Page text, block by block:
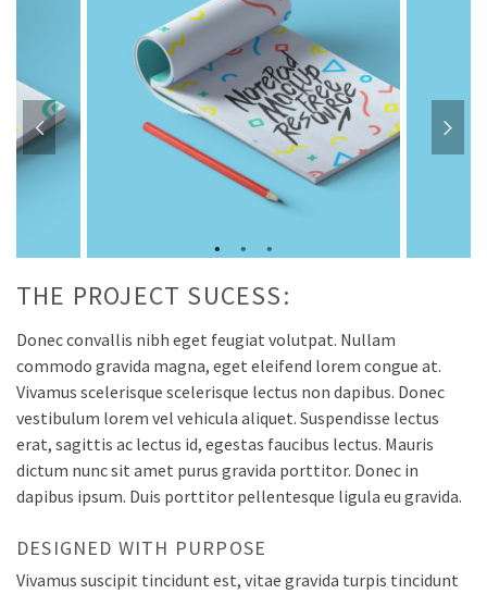
THE PROJECT SUCESS:
Donec convallis nibh eget feugiat volutpat. Nullam
commodo gravida magna, eget eleifend lorem congue at.
Vivamus scelerisque scelerisque lectus non dapibus. Donec
vestibulum lorem vel vehicula aliquet. Suspendisse lectus
erat, sagittis ac lectus id, egestas faucibus lectus. Mauris
dictum nunc sit amet purus gravida porttitor. Donec in
dapibus ipsum. Duis porttitor pellentesque ligula eu gravida.
DESIGNED WITH PURPOSE
Vivamus suscipit tincidunt est, vitae gravida turpis tincidunt